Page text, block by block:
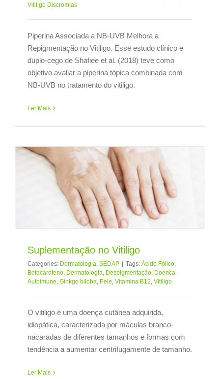
Vitiligo Discromias
Piperina Associada a NB-UVB Melhora a
Repigmentação no Vitiligo. Esse estudo clínico e
duplo-cego de Shafiee et al. (2018) teve como
objetivo avaliar a piperina tópica combinada com
NB-UVB no tratamento do vitiligo.
Ler Mais
Suplementação no Vitiligo
Categories: Dermatologia, SEDAP Tags: Ácido Fólico,
Betacaroteno, Dermatologia, Despigmentação, Doença
Autoimune, Ginkgo biloba, Pele, Vitamina B12, Vitiligo
O vitiligo é uma doença cutânea adquirida,
idiopática, caracterizada por máculas branco-
nacaradas de diferentes tamanhos e formas com
tendência a aumentar centrifugamente de tamanho.
Ler Mais